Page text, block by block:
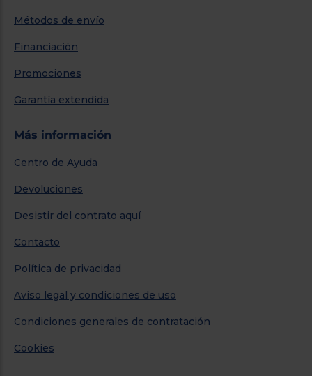
Métodos de envío
Financiación
Promociones
Garantía extendida
Más información
Centro de Ayuda
Devoluciones
Desistir del contrato aquí
Contacto
Política de privacidad
Aviso legal y condiciones de uso
Condiciones generales de contratación
Cookies